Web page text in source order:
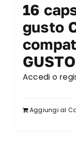
16
gusto
GUSTO
Accedi o
Aggiungi al